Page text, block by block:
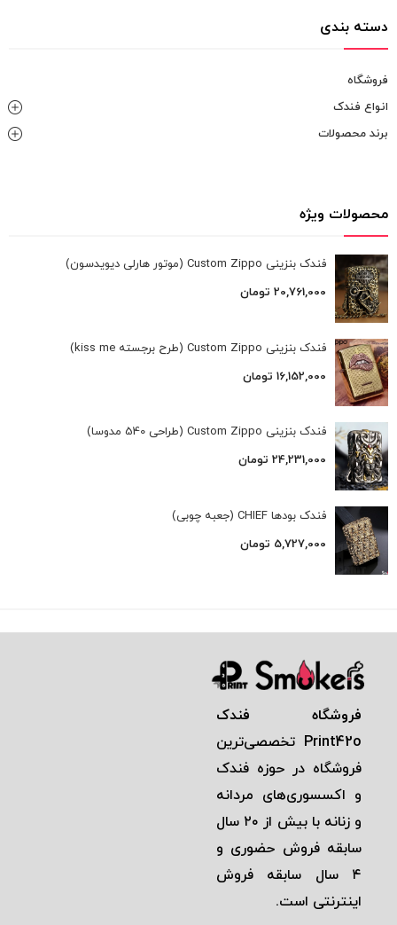
دسته بندی
فروشگاه
انواع فندک
برند محصولات
محصولات ویژه
فندک بنزینی Custom Zippo (موتور هارلی دیویدسون)
20,761,000 تومان
فندک بنزینی Custom Zippo (طرح برجسته kiss me)
16,152,000 تومان
فندک بنزینی Custom Zippo (طراحی 540 مدوسا)
24,231,000 تومان
فندک بودها CHIEF (جعبه چوبی)
5,727,000 تومان
فروشگاه فندک
Print42o تخصصی‌ترين
فروشگاه در حوزه فندک
و اكسسوری‌های مردانه
و زنانه با بيش از ٢٠ سال
سابقه فروش حضوری و
٤ سال سابقه فروش
اينترنتی است.